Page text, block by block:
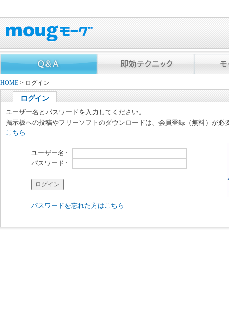
HOME > ログイン
ログイン
ユーザー名とパスワードを入力してください。
掲示板への投稿やフリーソフトのダウンロードは、会員登録（無料）が必
こちら
ユーザー名 :
パスワード :
パスワードを忘れた方はこちら